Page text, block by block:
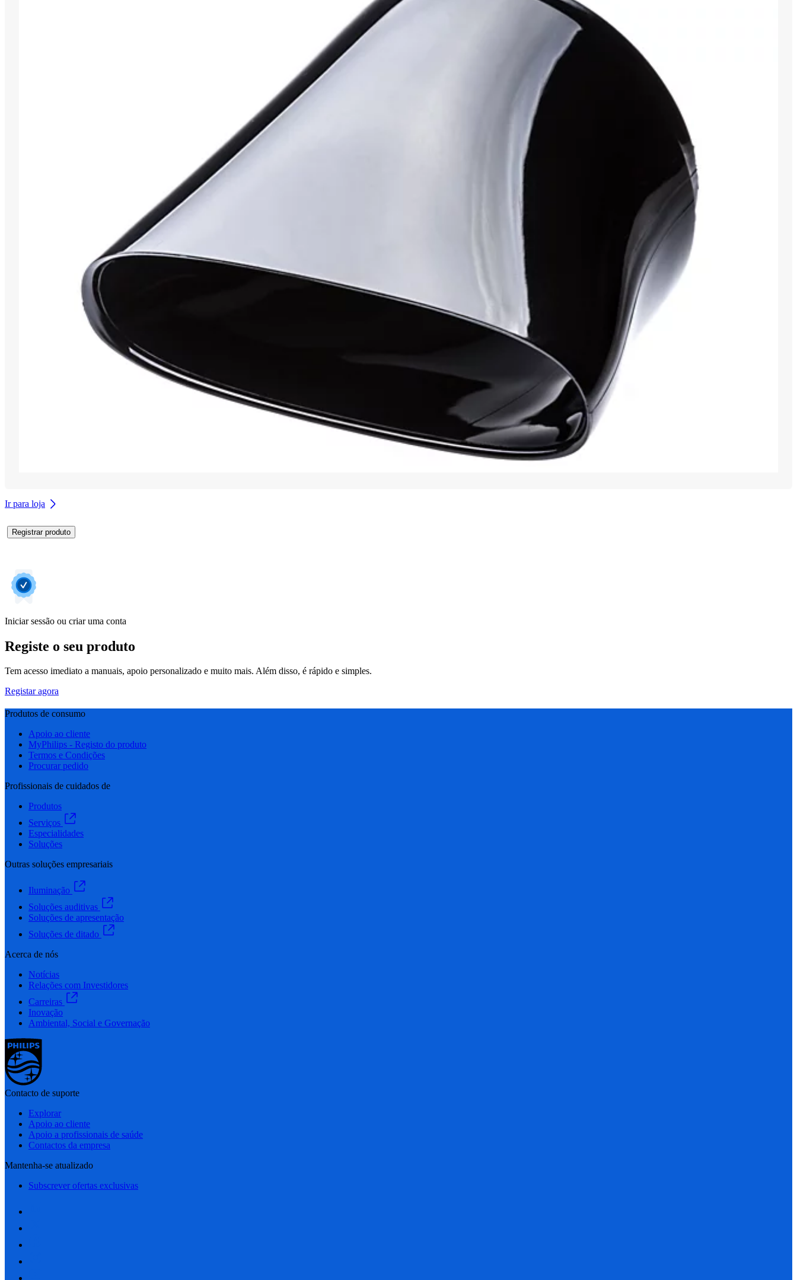
Ir para loja
Registrar produto
Iniciar sessão ou criar uma conta
Registe o seu produto
Tem acesso imediato a manuais, apoio personalizado e muito mais. Além disso, é rápido e simples.
Registar agora
Produtos de consumo
Apoio ao cliente
MyPhilips - Registo do produto
Termos e Condições
Procurar pedido
Profissionais de cuidados de
Produtos
Serviços
Especialidades
Soluções
Outras soluções empresariais
Iluminação
Soluções auditivas
Soluções de apresentação
Soluções de ditado
Acerca de nós
Notícias
Relações com Investidores
Carreiras
Inovação
Ambiental, Social e Governação
Contacto de suporte
Explorar
Apoio ao cliente
Apoio a profissionais de saúde
Contactos da empresa
Mantenha-se atualizado
Subscrever ofertas exclusivas